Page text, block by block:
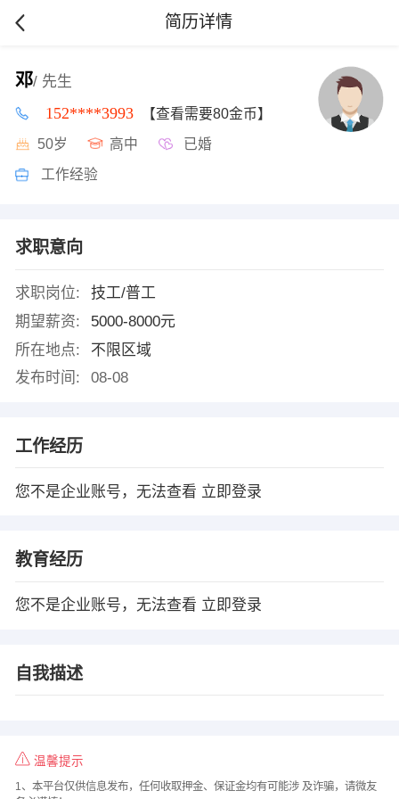
简历详情
邓/ 先生
152****3993 【查看需要80金币】
50岁 高中 已婚
工作经验
求职意向
求职岗位:
技工/普工
期望薪资:
5000-8000元
所在地点:
不限区域
发布时间:
08-08
工作经历
您不是企业账号，无法查看 立即登录
教育经历
您不是企业账号，无法查看 立即登录
自我描述
温馨提示
1、本平台仅供信息发布，任何收取押金、保证金均有可能涉 及诈骗，请微友